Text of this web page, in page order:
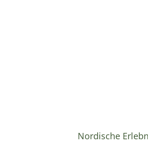
Nordische